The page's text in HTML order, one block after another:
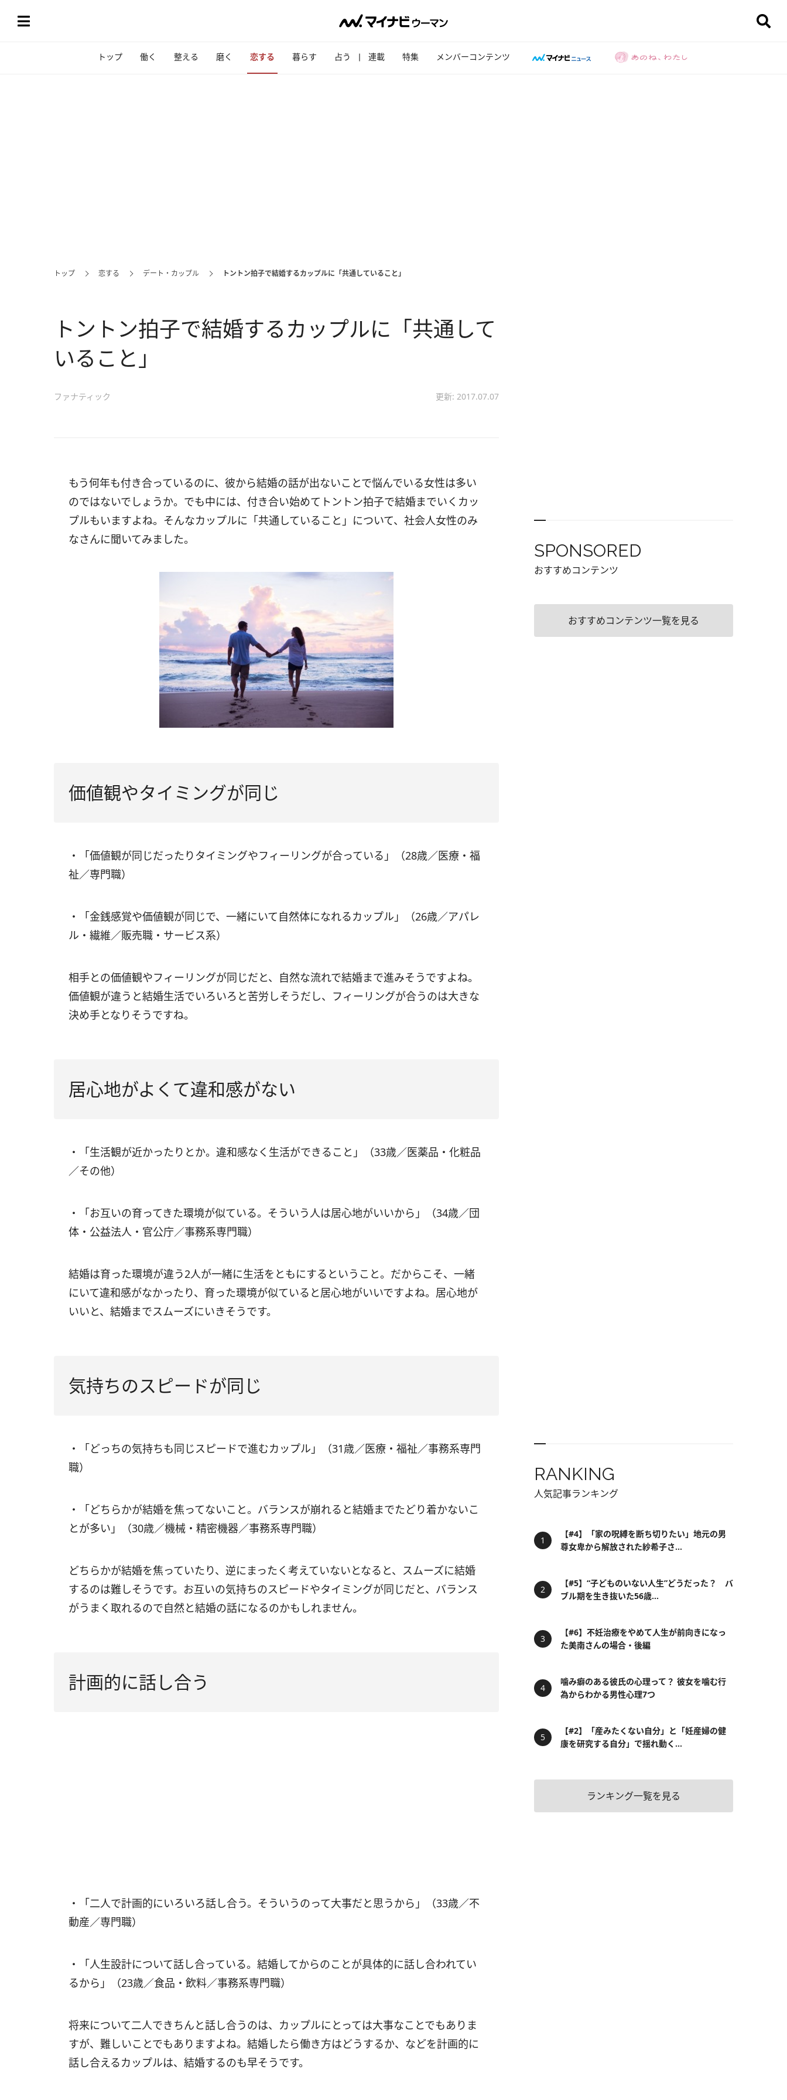
トップ 働く 整える 磨く 恋する 暮らす 占う 連載 特集 メンバーコンテンツ
トップ 恋する デート・カップル トントン拍子で結婚するカップルに「共通していること」
トントン拍子で結婚するカップルに「共通して
いること」
ファナティック 更新: 2017.07.07
もう何年も付き合っているのに、彼から結婚の話が出ないことで悩んでいる女性は多い
のではないでしょうか。でも中には、付き合い始めてトントン拍子で結婚までいくカッ
プルもいますよね。そんなカップルに「共通していること」について、社会人女性のみ
なさんに聞いてみました。
価値観やタイミングが同じ
・「価値観が同じだったりタイミングやフィーリングが合っている」（28歳／医療・福
祉／専門職）
・「金銭感覚や価値観が同じで、一緒にいて自然体になれるカップル」（26歳／アパレ
ル・繊維／販売職・サービス系）
相手との価値観やフィーリングが同じだと、自然な流れで結婚まで進みそうですよね。
価値観が違うと結婚生活でいろいろと苦労しそうだし、フィーリングが合うのは大きな
決め手となりそうですね。
居心地がよくて違和感がない
・「生活観が近かったりとか。違和感なく生活ができること」（33歳／医薬品・化粧品
／その他）
・「お互いの育ってきた環境が似ている。そういう人は居心地がいいから」（34歳／団
体・公益法人・官公庁／事務系専門職）
結婚は育った環境が違う2人が一緒に生活をともにするということ。だからこそ、一緒
にいて違和感がなかったり、育った環境が似ていると居心地がいいですよね。居心地が
いいと、結婚までスムーズにいきそうです。
気持ちのスピードが同じ
・「どっちの気持ちも同じスピードで進むカップル」（31歳／医療・福祉／事務系専門
職）
・「どちらかが結婚を焦ってないこと。バランスが崩れると結婚までたどり着かないこ
とが多い」（30歳／機械・精密機器／事務系専門職）
どちらかが結婚を焦っていたり、逆にまったく考えていないとなると、スムーズに結婚
するのは難しそうです。お互いの気持ちのスピードやタイミングが同じだと、バランス
がうまく取れるので自然と結婚の話になるのかもしれません。
計画的に話し合う
・「二人で計画的にいろいろ話し合う。そういうのって大事だと思うから」（33歳／不
動産／専門職）
・「人生設計について話し合っている。結婚してからのことが具体的に話し合われてい
るから」（23歳／食品・飲料／事務系専門職）
将来について二人できちんと話し合うのは、カップルにとっては大事なことでもありま
すが、難しいことでもありますよね。結婚したら働き方はどうするか、などを計画的に
話し合えるカップルは、結婚するのも早そうです。
SPONSORED
おすすめコンテンツ
おすすめコンテンツ一覧を見る
RANKING
人気記事ランキング
【#4】「家の呪縛を断ち切りたい」地元の男
尊女卑から解放された紗希子さ...
【#5】“子どものいない人生”どうだった？ バ
ブル期を生き抜いた56歳...
【#6】不妊治療をやめて人生が前向きになっ
た美南さんの場合・後編
噛み癖のある彼氏の心理って？ 彼女を噛む行
為からわかる男性心理7つ
【#2】「産みたくない自分」と「妊産婦の健
康を研究する自分」で揺れ動く...
ランキング一覧を見る